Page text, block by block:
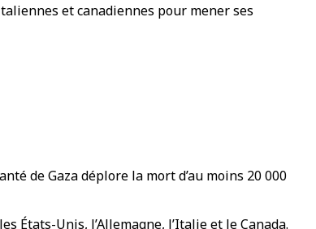
et canadiennes pour mener ses
de Gaza déplore la mort d’au moins 20 000
États-Unis, l’Allemagne, l’Italie et le Canada.